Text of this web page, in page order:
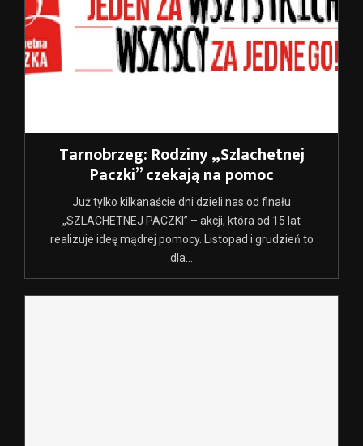
Tarnobrzeg: Rodziny „Szlachetnej
Paczki” czekają na pomoc
Już tylko kilkanaście dni dzieli nas od finału
„SZLACHETNEJ PACZKI” – akcji, która od 15 lat
realizuje ideę mądrej pomocy. Listopad i grudzień to
dla...